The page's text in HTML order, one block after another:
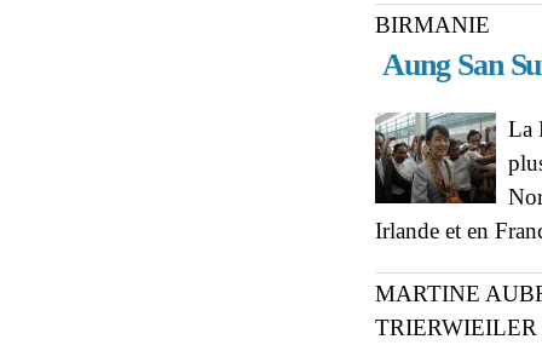
BIRMANIE
Aung San
La
Irlande et en
MARTINE
TRIERWIEILER